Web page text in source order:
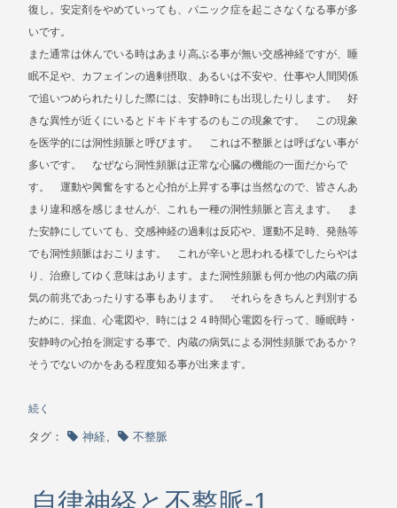
復し。安定剤をやめていっても、パニック症を起こさなくなる事が多
いです。
また通常は休んでいる時はあまり高ぶる事が無い交感神経ですが、睡
眠不足や、カフェインの過剰摂取、あるいは不安や、仕事や人間関係
で追いつめられたりした際には、安静時にも出現したりします。 好
きな異性が近くにいるとドキドキするのもこの現象です。 この現象
を医学的には洞性頻脈と呼びます。 これは不整脈とは呼ばない事が
多いです。 なぜなら洞性頻脈は正常な心臓の機能の一面だからで
す。 運動や興奮をすると心拍が上昇する事は当然なので、皆さんあ
まり違和感を感じませんが、これも一種の洞性頻脈と言えます。 ま
た安静にしていても、交感神経の過剰は反応や、運動不足時、発熱等
でも洞性頻脈はおこります。 これが辛いと思われる様でしたらやは
り、治療してゆく意味はあります。また洞性頻脈も何か他の内蔵の病
気の前兆であったりする事もあります。 それらをきちんと判別する
ために、採血、心電図や、時には２４時間心電図を行って、睡眠時・
安静時の心拍を測定する事で、内蔵の病気による洞性頻脈であるか？
そうでないのかをある程度知る事が出来ます。
続く
タグ： 神経, 不整脈